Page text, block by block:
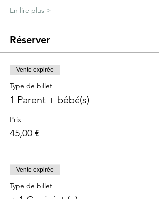
En lire plus >
Réserver
Vente expirée
Type de billet
1 Parent + bébé(s)
Prix
45,00 €
Vente expirée
Type de billet